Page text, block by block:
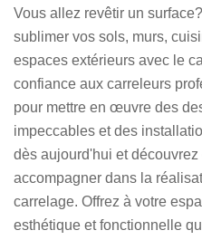
Vous allez revêtir un
sublimer vos sols, murs,
espaces extérieurs avec le
confiance aux carreleurs
pour mettre en œuvre des
impeccables et des
dès aujourd'hui et
accompagner dans la
carrelage. Offrez à votre
esthétique et fonctionnelle